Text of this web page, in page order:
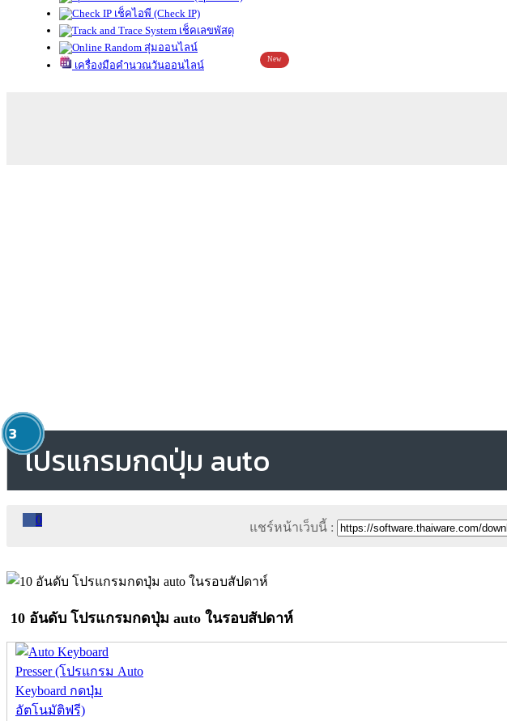
เช็คไอพี (Check IP)
เช็คเลขพัสดุ
สุ่มออนไลน์
เครื่องมือคำนวณวันออนไลน์
New
โปรแกรมกดปุ่ม auto
0
แชร์หน้าเว็บนี้ :
10 อันดับ โปรแกรมกดปุ่ม auto ในรอบสัปดาห์
1
2
3